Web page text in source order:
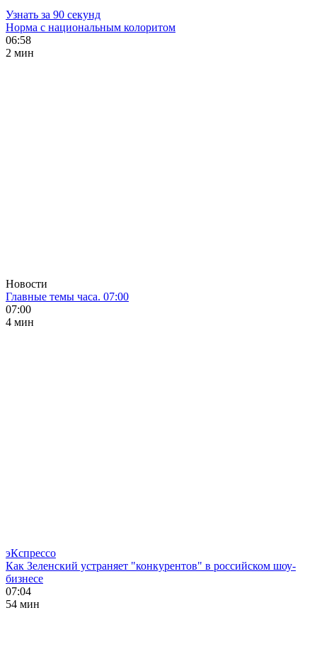
Узнать за 90 секунд
Норма с национальным колоритом
06:58
2 мин
Новости
Главные темы часа. 07:00
07:00
4 мин
эКспрессо
Как Зеленский устраняет "конкурентов" в российском шоу-
бизнесе
07:04
54 мин